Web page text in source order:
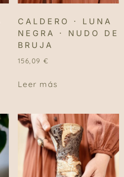
CALDERO · LUNA
NEGRA · NUDO DE
BRUJA
156,09€
Leer más